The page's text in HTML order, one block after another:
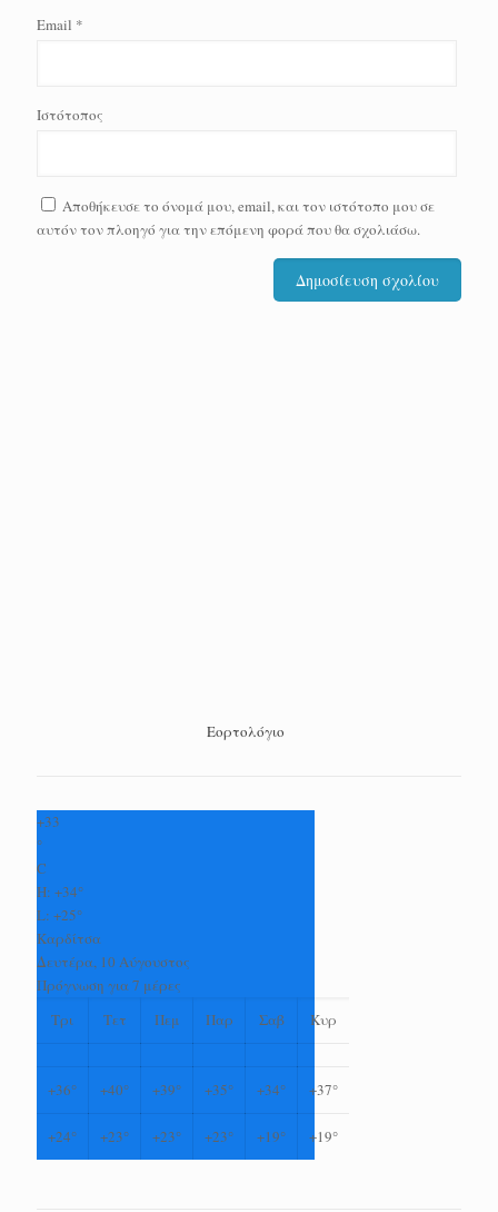
Email *
Ιστότοπος
Αποθήκευσε το όνομά μου, email, και τον ιστότοπο μου σε
αυτόν τον πλοηγό για την επόμενη φορά που θα σχολιάσω.
Εορτολόγιο
+33
°
C
H: +34°
L: +25°
Καρδίτσα
Δευτέρα, 10 Αύγουστος
Πρόγνωση για 7 μέρες
Τρι
Τετ Πεμ Παρ Σαβ Κυρ
+36° +40° +39° +35° +34° +37°
+24° +23° +23° +23° +19° +19°